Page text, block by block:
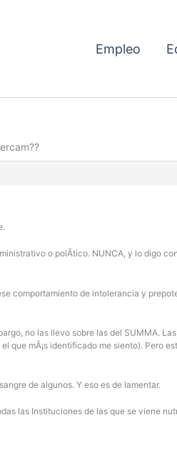
Empleo
o polÃ­tico. NUNCA, y lo digo
comportamiento de intolerancia y
no las llevo sobre las del SUMMA.
que mÃ¡s identificado me siento). Pero
de algunos. Y eso es de lamentar.
las Instituciones de las que se viene